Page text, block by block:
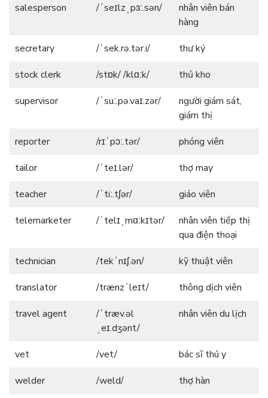
salesperson /ˈseɪlzˌpɜː.sən/
nhân viên bán
hàng
secretary
/ˈsek.rə.tər.i/
thư ký
stock clerk
/stɒk/ /klɑːk/
thủ kho
supervisor
/ˈsuː.pə.vaɪ.zər/
người giám sát,
giám thị
reporter
/rɪˈpɔː.tər/
phóng viên
tailor
/ˈteɪ.lər/
thợ may
teacher
/ˈtiː.tʃər/
giáo viên
telemarketer
/ˈtelɪˌmɑːkɪtər/
nhân viên tiếp thị
qua điện thoại
technician
/tekˈnɪʃ.ən/
kỹ thuật viên
translator
/trænzˈleɪt/
thông dịch viên
travel agent
/ˈtræv.əl
ˌeɪ.dʒənt/
nhân viên du lịch
vet /vet/
bác sĩ thú y
welder
/weld/ thợ hàn